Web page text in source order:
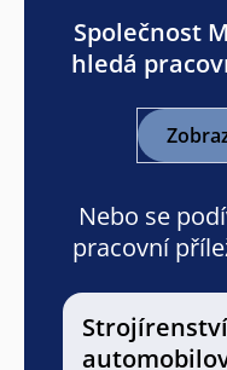
Společnost
hledá
Nebo se
pracovní